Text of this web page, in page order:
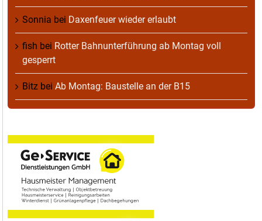
Sonnia bei Daxenfeuer wieder erlaubt
fish bei Rotter Bahnunterführung ab Montag voll
gesperrt
Bitz bei Ab Montag: Baustelle an der B15